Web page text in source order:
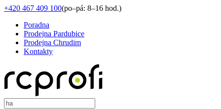
+420 467 409 100(po–pá: 8–16 hod.)
Poradna
Prodejna Pardubice
Prodejna Chrudim
Kontakty